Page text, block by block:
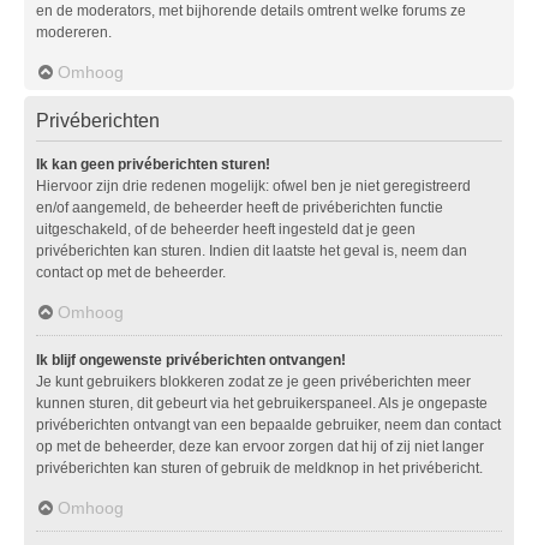
en de moderators, met bijhorende details omtrent welke forums ze
modereren.
Omhoog
Privéberichten
Ik kan geen privéberichten sturen!
Hiervoor zijn drie redenen mogelijk: ofwel ben je niet geregistreerd
en/of aangemeld, de beheerder heeft de privéberichten functie
uitgeschakeld, of de beheerder heeft ingesteld dat je geen
privéberichten kan sturen. Indien dit laatste het geval is, neem dan
contact op met de beheerder.
Omhoog
Ik blijf ongewenste privéberichten ontvangen!
Je kunt gebruikers blokkeren zodat ze je geen privéberichten meer
kunnen sturen, dit gebeurt via het gebruikerspaneel. Als je ongepaste
privéberichten ontvangt van een bepaalde gebruiker, neem dan contact
op met de beheerder, deze kan ervoor zorgen dat hij of zij niet langer
privéberichten kan sturen of gebruik de meldknop in het privébericht.
Omhoog